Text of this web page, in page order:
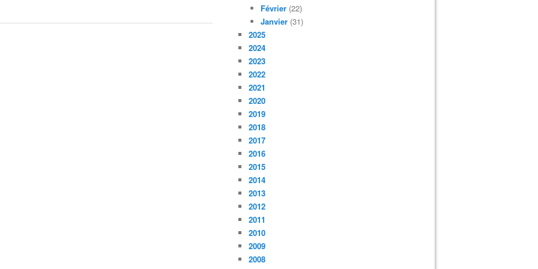
Février (22)
Janvier (31)
2025
2024
2023
2022
2021
2020
2019
2018
2017
2016
2015
2014
2013
2012
2011
2010
2009
2008